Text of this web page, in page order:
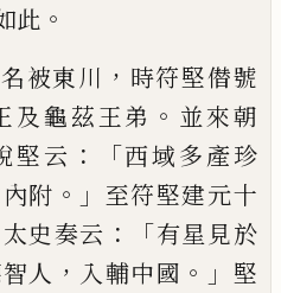
此 。
名被東川 ， 時符堅僣號
及龜茲王弟 。 並來朝
堅云 ：「西域多產珍
附 。」 至符堅建元十
太史奏云 ：「有星見於
人 ， 入輔中國 。」 堅